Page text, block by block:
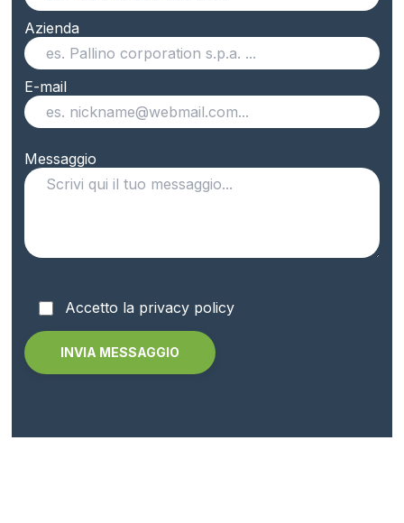
Azienda
E-mail
Messaggio
Accetto la privacy policy